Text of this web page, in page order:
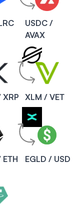
USDC /
AVAX
XRP XLM / VET
ETH EGLD / USD